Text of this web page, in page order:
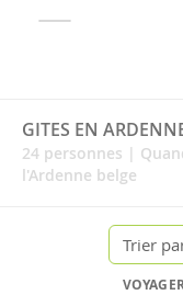
GITES EN
24 personnes |
l'Ardenne belge
Trier